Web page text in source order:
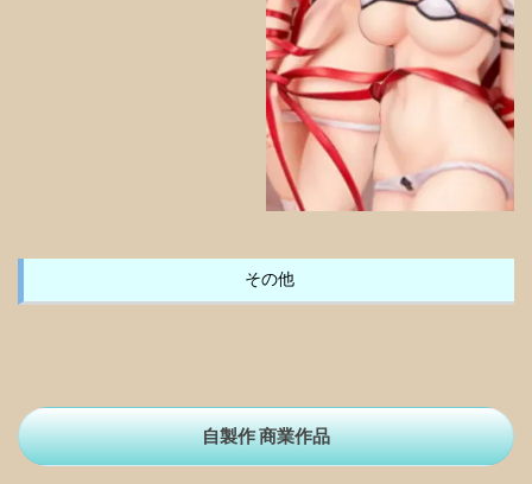
その他
自製作 商業作品